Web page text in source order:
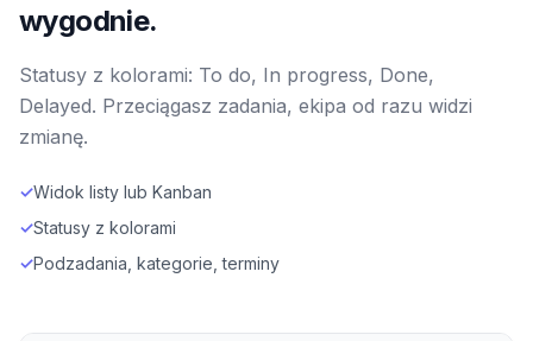
wygodnie.
Statusy z kolorami: To do, In progress, Done,
Delayed. Przeciągasz zadania, ekipa od razu widzi
zmianę.
✓Widok listy lub Kanban
✓Statusy z kolorami
✓Podzadania, kategorie, terminy